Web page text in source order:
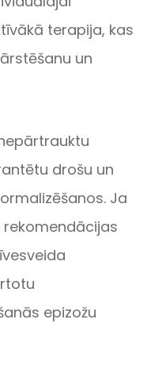
terapija, kas
un
drošu un
Ja
epizožu